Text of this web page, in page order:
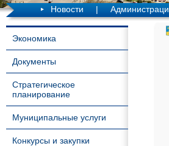
Новости |
Экономика
Документы
Стратегическое
планирование
Муниципальные услуги
Конкурсы и закупки